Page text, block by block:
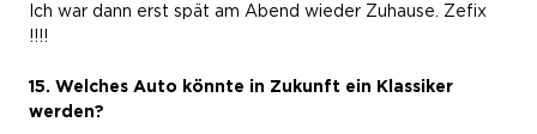
Ich war dann erst spät am Abend wieder Zuhause. Zefix
!!!!
15. Welches Auto könnte in Zukunft ein Klassiker
werden?